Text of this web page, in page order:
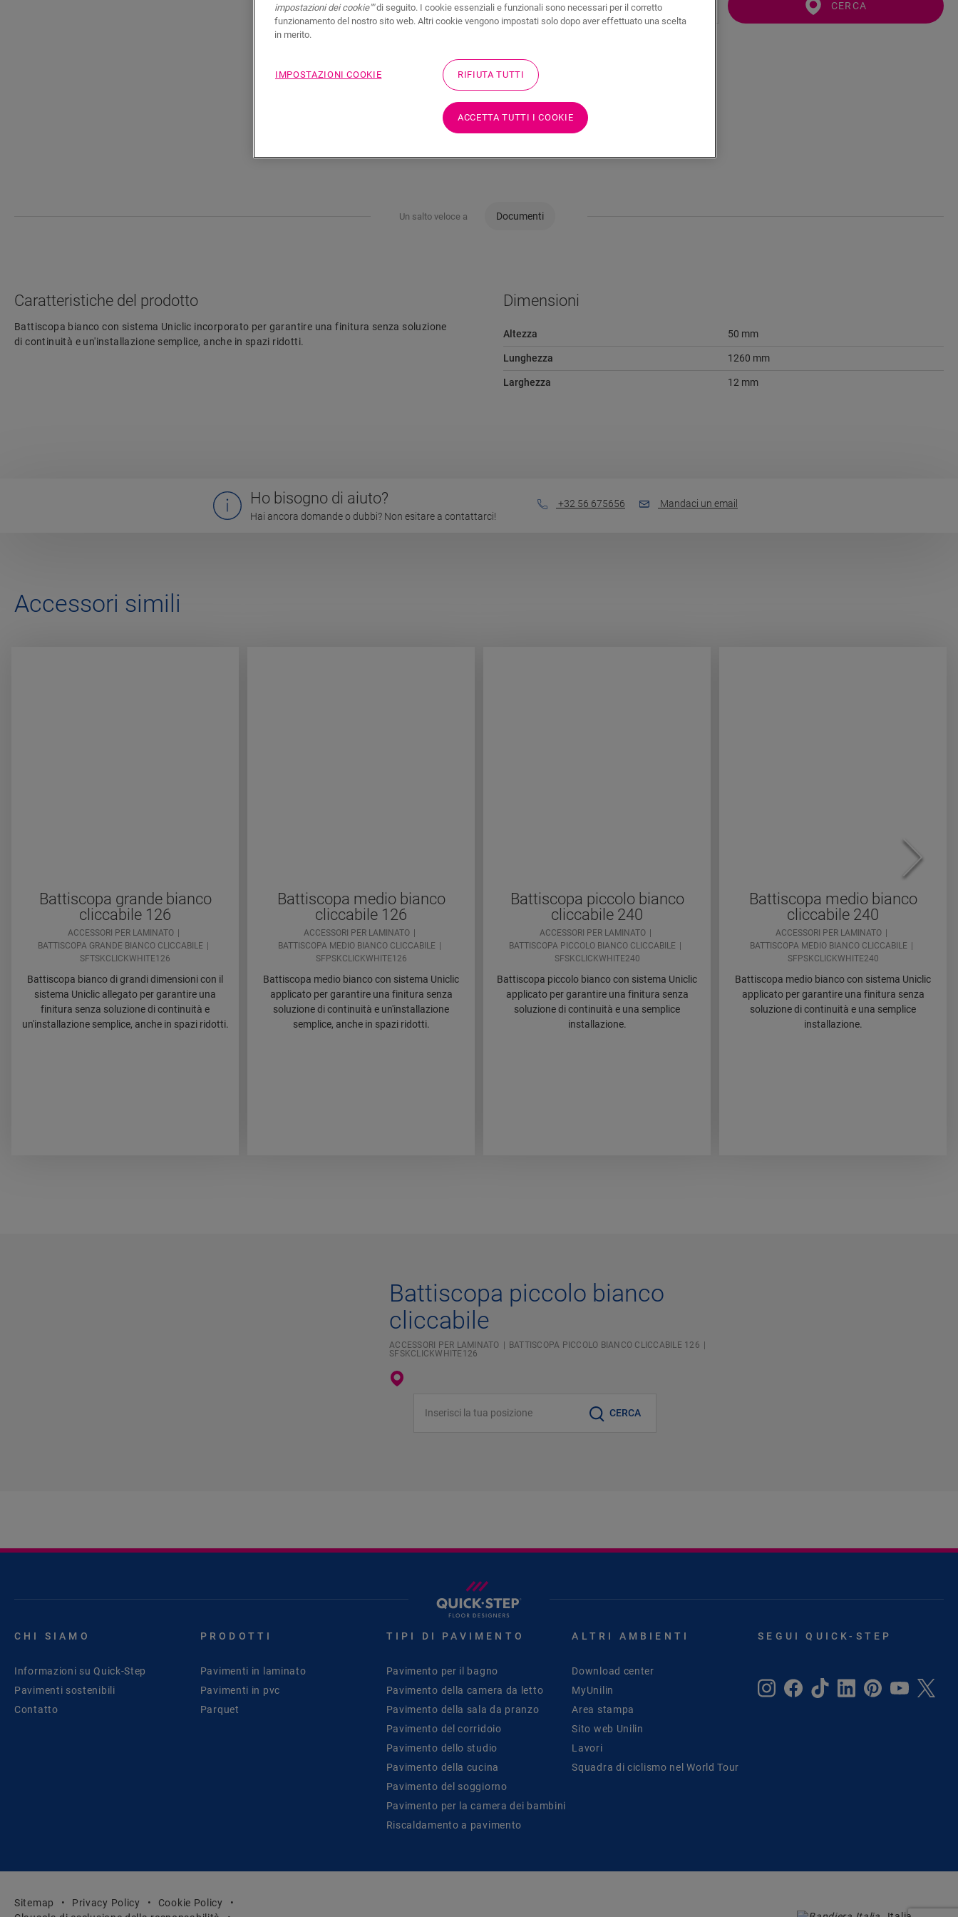
CERCA
Un salto veloce a Documenti
Caratteristiche del prodotto
Battiscopa bianco con sistema Uniclic incorporato per garantire una finitura senza soluzione
di continuità e un'installazione semplice, anche in spazi ridotti.
Dimensioni
Altezza 50 mm
Lunghezza 1260 mm
Larghezza 12 mm
Ho bisogno di aiuto?
Hai ancora domande o dubbi? Non esitare a contattarci!
+32 56 675656 Mandaci un email
Accessori simili
Battiscopa grande bianco
cliccabile 126
ACCESSORI PER LAMINATO
BATTISCOPA GRANDE BIANCO CLICCABILE
SFTSKCLICKWHITE126
Battiscopa bianco di grandi dimensioni con il
sistema Uniclic allegato per garantire una
finitura senza soluzione di continuità e
un'installazione semplice, anche in spazi ridotti.
Battiscopa medio bianco
cliccabile 126
ACCESSORI PER LAMINATO
BATTISCOPA MEDIO BIANCO CLICCABILE
SFPSKCLICKWHITE126
Battiscopa medio bianco con sistema Uniclic
applicato per garantire una finitura senza
soluzione di continuità e un'installazione
semplice, anche in spazi ridotti.
Battiscopa piccolo bianco
cliccabile 240
ACCESSORI PER LAMINATO
BATTISCOPA PICCOLO BIANCO CLICCABILE
SFSKCLICKWHITE240
Battiscopa piccolo bianco con sistema Uniclic
applicato per garantire una finitura senza
soluzione di continuità e una semplice
installazione.
Battiscopa medio bianco
cliccabile 240
ACCESSORI PER LAMINATO
BATTISCOPA MEDIO BIANCO CLICCABILE
SFPSKCLICKWHITE240
Battiscopa medio bianco con sistema Uniclic
applicato per garantire una finitura senza
soluzione di continuità e una semplice
installazione.
Battiscopa piccolo bianco
cliccabile
ACCESSORI PER LAMINATO
BATTISCOPA PICCOLO BIANCO CLICCABILE 126
SFSKCLICKWHITE126
CERCA
CHI SIAMO
Informazioni su Quick-Step
Pavimenti sostenibili
Contatto
PRODOTTI
Pavimenti in laminato
Pavimenti in pvc
Parquet
TIPI DI PAVIMENTO
Pavimento per il bagno
Pavimento della camera da letto
Pavimento della sala da pranzo
Pavimento del corridoio
Pavimento dello studio
Pavimento della cucina
Pavimento del soggiorno
Pavimento per la camera dei bambini
Riscaldamento a pavimento
ALTRI AMBIENTI
Download center
MyUnilin
Area stampa
Sito web Unilin
Lavori
Squadra di ciclismo nel World Tour
SEGUI QUICK-STEP
Sitemap Privacy Policy
Cookie Policy
impostazioni dei cookie""di seguito. I cookie essenziali e funzionali sono necessari per il corretto
funzionamento del nostro sito web. Altri cookie vengono impostati solo dopo aver effettuato una scelta
in merito.
IMPOSTAZIONI COOKIE RIFIUTA TUTTI
ACCETTA TUTTI I COOKIE